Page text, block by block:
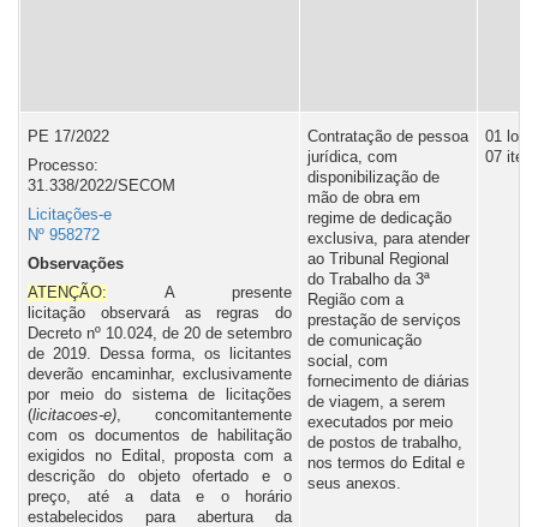
PE 17/2022
Processo:
31.338/2022/SECOM
Licitações-e
Nº 958272
Observações
ATENÇÃO: A presente
licitação observará as regras do
Decreto nº 10.024, de 20 de setembro
de 2019. Dessa forma, os licitantes
deverão encaminhar, exclusivamente
por meio do sistema de licitações
(licitacoes-e) , concomitantemente
com os documentos de habilitação
exigidos no Edital, proposta com a
descrição do objeto ofertado e o
preço, até a data e o horário
estabelecidos para abertura da
Contratação de pessoa
jurídica, com
disponibilização de
mão de obra em
regime de dedicação
exclusiva, para atender
ao Tribunal Regional
do Trabalho da 3ª
Região com a
prestação de serviços
de comunicação
social, com
fornecimento de diárias
de viagem, a serem
executados por meio
de postos de trabalho,
nos termos do Edital e
seus anexos.
01 lote,
07